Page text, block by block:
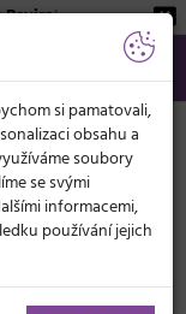
Beviro!
Kč
si pamatovali,
obsahu a
soubory
se svými
informacemi,
používání jejich